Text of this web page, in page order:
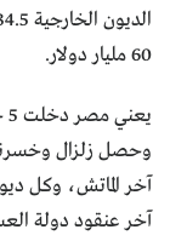
60 مليار دولار.
وحصل زلزال وخسرنا